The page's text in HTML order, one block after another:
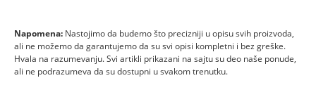
Napomena: Nastojimo da budemo što precizniji u opisu svih proizvoda,
ali ne možemo da garantujemo da su svi opisi kompletni i bez greške.
Hvala na razumevanju. Svi artikli prikazani na sajtu su deo naše ponude,
ali ne podrazumeva da su dostupni u svakom trenutku.